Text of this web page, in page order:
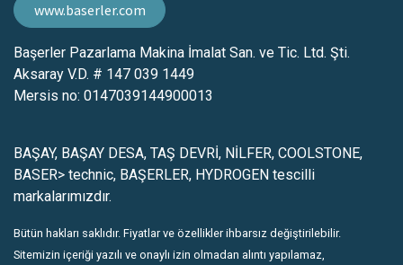
www.baserler.com
Başerler Pazarlama Makina İmalat San. ve Tic. Ltd. Şti.
Aksaray V.D. # 147 039 1449
Mersis no: 0147039144900013
BAŞAY, BAŞAY DESA, TAŞ DEVRİ, NİLFER, COOLSTONE,
BASER> technic, BAŞERLER, HYDROGEN tescilli
markalarımızdır.
Bütün hakları saklıdır. Fiyatlar ve özellikler ihbarsız değiştirilebilir.
Sitemizin içeriği yazılı ve onaylı izin olmadan alıntı yapılamaz,